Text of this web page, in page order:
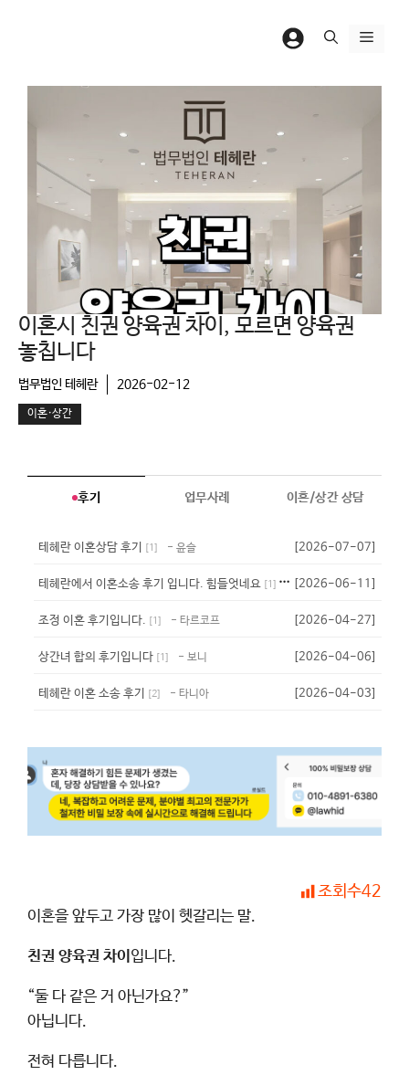
메
이혼시 친권 양육권 차이, 모르면 양육권
놓칩니다
법무법인 테헤란 2026-02-12
이혼·상간
후기 업무사례 이혼/상간 상담
테헤란 이혼상담 후기 [1 ] - 윤슬 [2026-07-07]
테헤란에서 이혼소송 후기 입니다. 힘들엇네요 [1 ] - 퍼플
[2026-06-11]
조정 이혼 후기입니다. [1 ] - 타르코프 [2026-04-27]
상간녀 합의 후기입니다 [1 ] - 보니 [2026-04-06]
테헤란 이혼 소송 후기 [2] - 타니아 [2026-04-03]
조회수42
이혼을 앞두고 가장 많이 헷갈리는 말.
친권 양육권 차이 입니다.
“둘 다 같은 거 아닌가요?”
아닙니다.
전혀 다릅니다.